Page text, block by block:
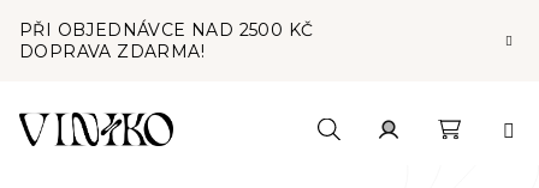
obsah
PŘI OBJEDNÁVCE NAD 2500 KČ
DOPRAVA ZDARMA!